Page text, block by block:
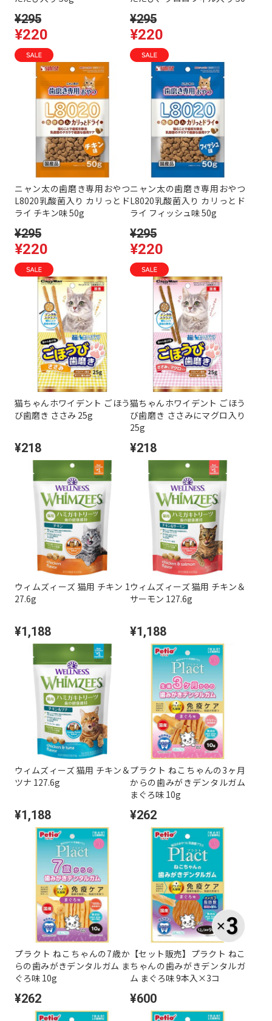
¥295
¥220
¥295
¥220
ニャン太の歯磨き専用おやつ
L8020乳酸菌入り カリっとド
ライ チキン味 50g
¥295
¥220
ニャン太の歯磨き専用おやつ
L8020乳酸菌入り カリっとド
ライ フィッシュ味 50g
¥295
¥220
猫ちゃんホワイデント ごほう
び歯磨き ささみ 25g
¥218
猫ちゃんホワイデント ごほう
び歯磨き ささみにマグロ入り
25g
¥218
ウィムズィーズ 猫用 チキン 1
27.6g
¥1,188
ウィムズィーズ 猫用 チキン＆
サーモン 127.6g
¥1,188
ウィムズィーズ 猫用 チキン＆
ツナ 127.6g
¥1,188
プラクト ねこちゃんの3ヶ月
からの歯みがきデンタルガム
まぐろ味 10g
¥262
プラクト ねこちゃんの7歳か
らの歯みがきデンタルガム ま
ぐろ味 10g
¥262
【セット販売】プラクト ねこ
ちゃんの歯みがきデンタルガ
ム まぐろ味 9本入×3コ
¥600